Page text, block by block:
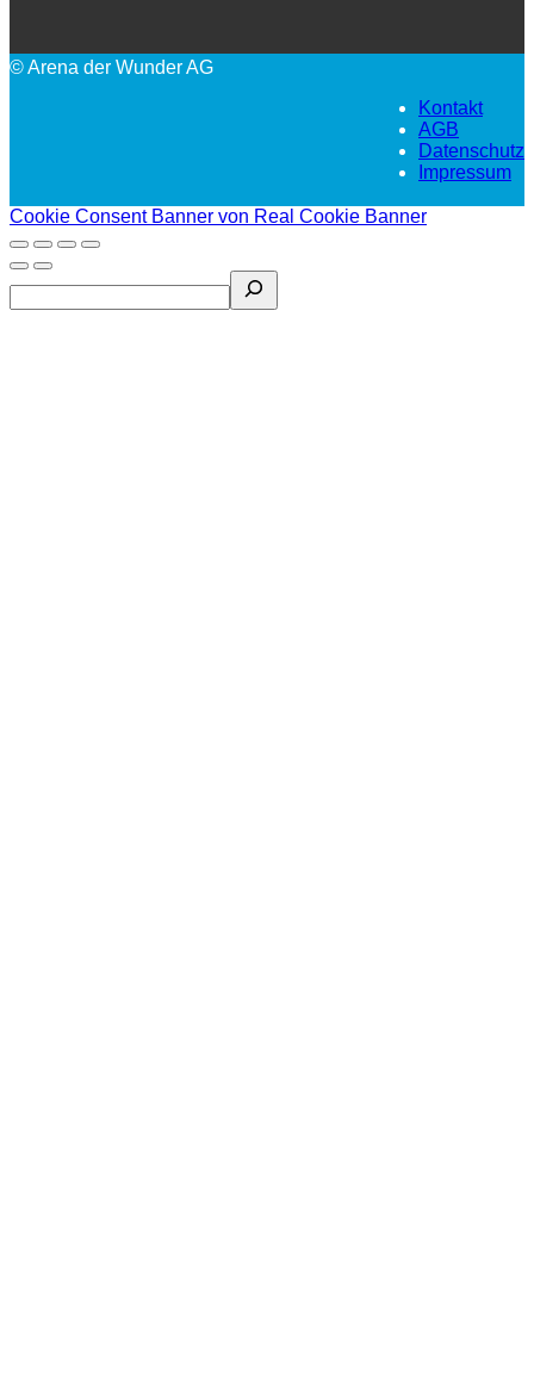
© Arena der Wunder AG
Kontakt
AGB
Datenschutz
Impressum
Cookie Consent Banner von Real Cookie Banner